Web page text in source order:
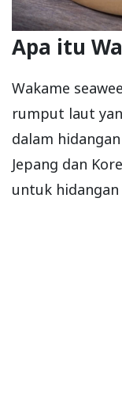
Apa itu
Wakame
rumput laut
dalam
Jepang dan
untuk hidangan